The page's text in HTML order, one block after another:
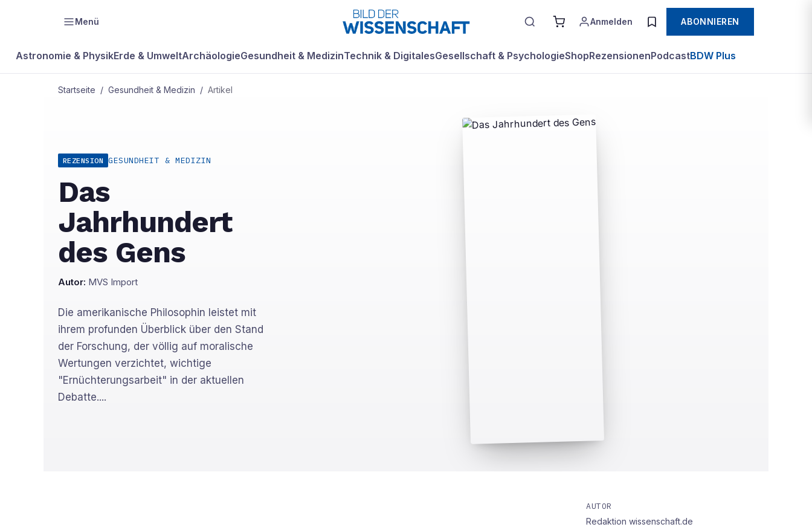
Menü Anmelden ABONNIEREN
Astronomie & PhysikErde & UmweltArchäologieGesundheit & MedizinTechnik & DigitalesGesellschaft & PsychologieShopRezensionenPodcastBDW Plus
Startseite / Gesundheit & Medizin / Artikel
REZENSION GESUNDHEIT & MEDIZIN
Das
Jahrhundert
des Gens
Autor: MVS Import
Die amerikanische Philosophin leistet mit
ihrem profunden Überblick über den Stand
der Forschung, der völlig auf moralische
Wertungen verzichtet, wichtige
"Ernüchterungsarbeit" in der aktuellen
Debatte....
AUTOR
Redaktion wissenschaft.de